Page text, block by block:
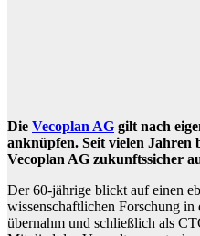
Die Vecoplan AG gilt nach
anknüpfen. Seit vielen
Vecoplan AG zukunftssicher
Der 60-jährige blickt auf einen
wissenschaftlichen Forschung
übernahm und schließlich als